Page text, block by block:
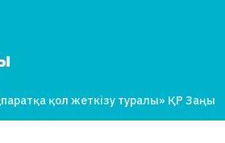
қол жеткізу туралы» ҚР Заңы